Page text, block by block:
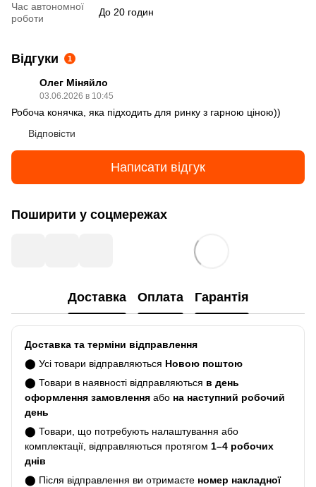
Час автономної
роботи
До 20 годин
Відгуки 1
Олег Міняйло
03.06.2026 в 10:45
Робоча конячка, яка підходить для ринку з гарною ціною))
Відповісти
Написати відгук
Поширити у соцмережах
Доставка Оплата Гарантія
Доставка та терміни відправлення
⬤ Усі товари відправляються Новою поштою
⬤ Товари в наявності відправляються в день
оформлення замовлення або на наступний робочий
день
⬤ Товари, що потребують налаштування або
комплектації, відправляються протягом 1–4 робочих
днів
⬤ Після відправлення ви отримаєте номер накладної